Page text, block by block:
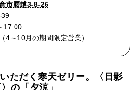
市腰越3-8-26
17:00
4～10月の期間限定営業）
ただく寒天ゼリー。〈日影
の「夕涼」